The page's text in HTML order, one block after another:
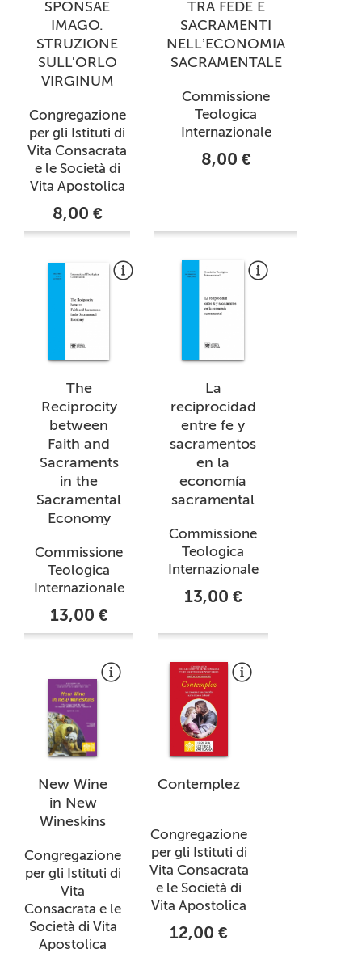
SPONSAE
IMAGO.
STRUZIONE
SULL'ORLO
VIRGINUM
Congregazione
per gli Istituti di
Vita Consacrata
e le Società di
Vita Apostolica
8,00 €
TRA FEDE E
SACRAMENTI
NELL’ECONOMIA
SACRAMENTALE
Commissione
Teologica
Internazionale
8,00 €
The
Reciprocity
between
Faith and
Sacraments
in the
Sacramental
Economy
Commissione
Teologica
Internazionale
13,00 €
La
reciprocidad
entre fe y
sacramentos
en la
economía
sacramental
Commissione
Teologica
Internazionale
13,00 €
New Wine
in New
Wineskins
Congregazione
per gli Istituti di
Vita
Consacrata e le
Società di Vita
Apostolica
Contemplez
Congregazione
per gli Istituti di
Vita Consacrata
e le Società di
Vita Apostolica
12,00 €